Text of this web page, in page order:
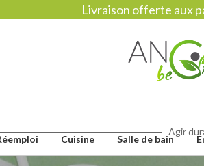
Livraison offerte aux
Agir
Cuisine Salle de bain